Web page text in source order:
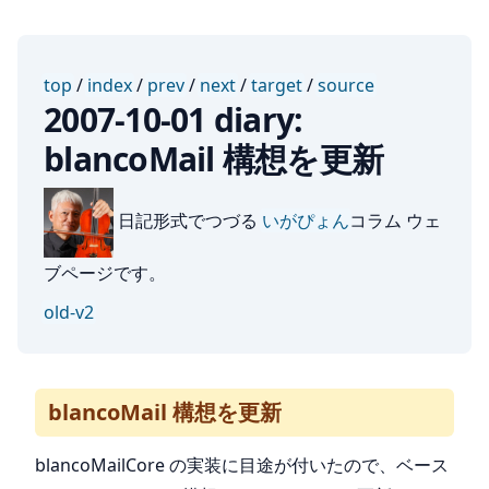
top / index/ prev/ next/target/source
2007-10-01 diary:
blancoMail 構想を更新
日記形式でつづる いがぴょんコラム ウェ
ブページです。
old-v2
blancoMail 構想を更新
blancoMailCore の実装に目途が付いたので、ベース